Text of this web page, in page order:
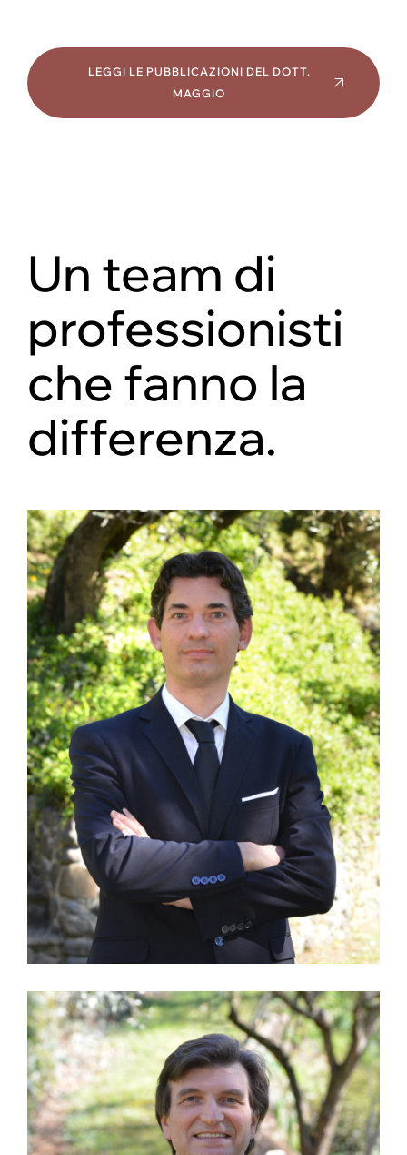
LEGGI LE PUBBLICAZIONI DEL DOTT.
MAGGIO
Un team di
professionisti
che fanno la
differenza.
Michele Roviaro
DOTTORE COMMERCIALISTA E REVISORE